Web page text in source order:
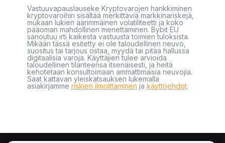
Vastuuvapauslauseke Kryptovarojen hankkiminen
kryptovaroihin sisältää merkittäviä markkinariskejä,
mukaan lukien äärimmäinen volatiliteetti ja koko
pääoman mahdollinen menettäminen. Bybit EU
sanoutuu irti kaikesta vastuusta toimien tuloksista.
Mikään tässä esitetty ei ole taloudellinen neuvo,
suositus tai tarjous ostaa, myydä tai pitää hallussa
digitaalisia varoja. Käyttäjien tulee arvioida
taloudellinen tilanteensa itsenäisesti, ja heitä
kehotetaan konsultoimaan ammattimaisia neuvojia.
Saat kattavan yleiskatsauksen lukemalla
asiakirjamme riskien ilmoittaminen ja käyttöehdot.